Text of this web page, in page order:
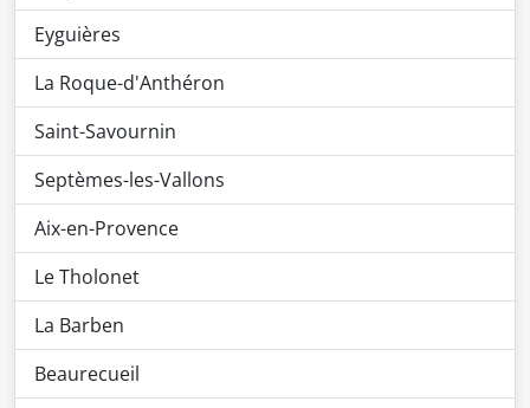
Eyguières
La Roque-d'Anthéron
Saint-Savournin
Septèmes-les-Vallons
Aix-en-Provence
Le Tholonet
La Barben
Beaurecueil